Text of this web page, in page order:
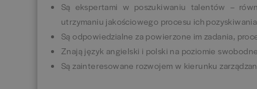
Są ekspertami w poszukiwaniu talentów –
utrzymaniu jakościowego procesu ich
Są odpowiedzialne za powierzone im zadania,
Znają język angielski i polski na poziomie
Są zainteresowane rozwojem w kierunku